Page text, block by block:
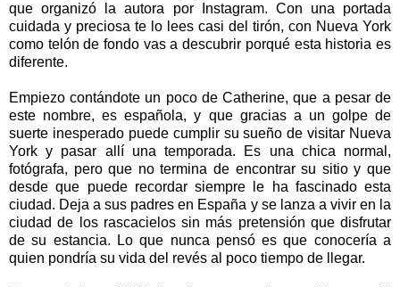
que organizó la autora por Instagram. Con una portada
cuidada y preciosa te lo lees casi del tirón, con Nueva York
como telón de fondo vas a descubrir porqué esta historia es
diferente.
Empiezo contándote un poco de Catherine, que a pesar de
este nombre, es española, y que gracias a un golpe de
suerte inesperado puede cumplir su sueño de visitar Nueva
York y pasar allí una temporada. Es una chica normal,
fotógrafa, pero que no termina de encontrar su sitio y que
desde que puede recordar siempre le ha fascinado esta
ciudad. Deja a sus padres en España y se lanza a vivir en la
ciudad de los rascacielos sin más pretensión que disfrutar
de su estancia. Lo que nunca pensó es que conocería a
quien pondría su vida del revés al poco tiempo de llegar.